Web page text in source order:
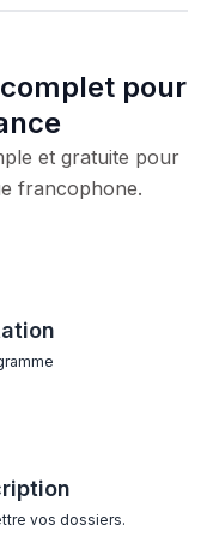
pour
et gratuite pour
francophone.
vos dossiers.